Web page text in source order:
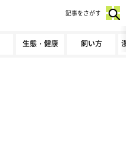
生態・健康 飼い方
記事をさがす